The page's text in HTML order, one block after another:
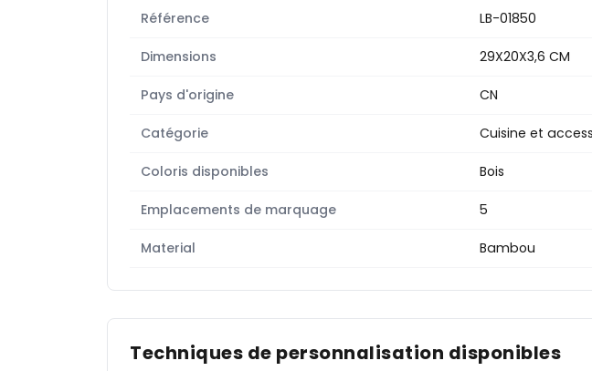
Référence LB-01850
Dimensions 29X20X3,6 CM
Pays d'origine CN
Catégorie Cuisine et
Coloris disponibles Bois
Emplacements de marquage 5
Material Bambou
Techniques de personnalisation disponibles